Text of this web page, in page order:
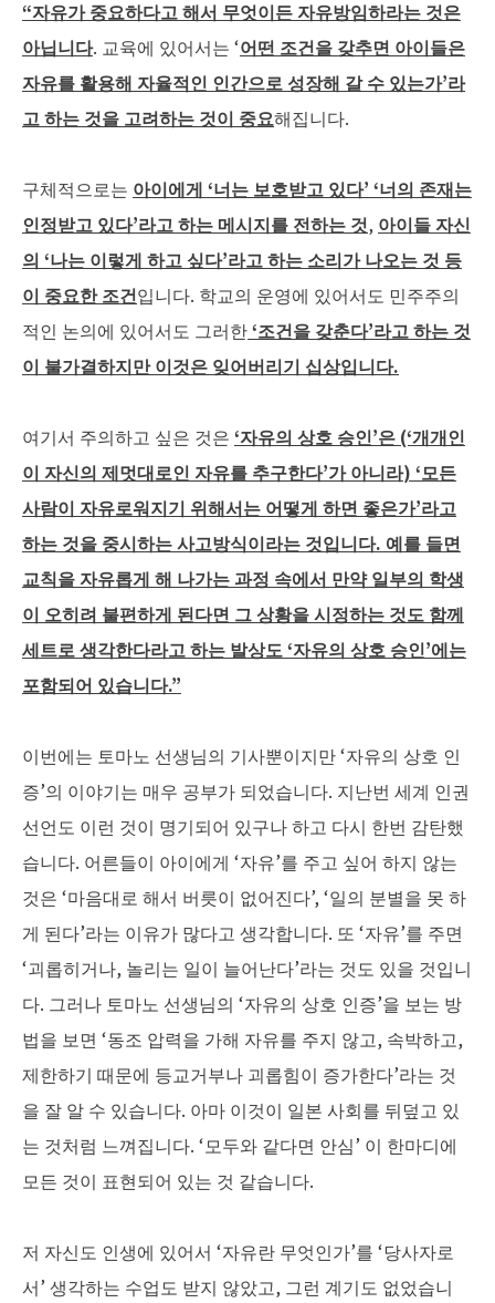
“자유가 중요하다고해서 무엇이든자유방임하라는 것은
아닙니다. 교육에 있어서는 ‘어떤 조건을 갖추면 아이들은
자유를 활용해 자율적인 인간으로 성장해 갈 수 있는가’라
고하는 것을 고려하는 것이 중요해집니다.
구체적으로는 아이에게 ‘너는 보호받고 있다’ ‘너의 존재는
인정받고 있다’라고하는 메시지를 전하는 것, 아이들자신
의 ‘나는 이렇게 하고 싶다’라고하는 소리가 나오는 것 등
이 중요한 조건입니다. 학교의 운영에 있어서도 민주주의
적인 논의에 있어서도 그러한‘조건을 갖춘다’라고하는 것
이 불가결하지만 이것은 잊어버리기 십상입니다.
여기서 주의하고 싶은 것은 ‘자유의 상호 승인’은 (‘개개인
이 자신의 제멋대로인 자유를 추구한다’가 아니라) ‘모든
사람이 자유로워지기 위해서는 어떻게 하면 좋은가’라고
하는 것을 중시하는사고방식이라는 것입니다. 예를 들면
교칙을자유롭게 해 나가는과정 속에서 만약 일부의 학생
이 오히려 불편하게 된다면 그상황을시정하는 것도 함께
세트로생각한다라고하는 발상도‘자유의 상호 승인’에는
포함되어 있습니다.”
이번에는 토마노 선생님의 기사뿐이지만 ‘자유의 상호 인
증’의 이야기는 매우 공부가 되었습니다. 지난번 세계 인권
선언도 이런 것이 명기되어 있구나 하고 다시 한번 감탄했
습니다. 어른들이 아이에게 ‘자유’를 주고 싶어 하지 않는
것은 ‘마음대로 해서 버릇이 없어진다’, ‘일의 분별을 못 하
게 된다’라는 이유가 많다고 생각합니다. 또 ‘자유’를 주면
‘괴롭히거나, 놀리는 일이 늘어난다’라는 것도 있을 것입니
다. 그러나 토마노 선생님의 ‘자유의 상호 인증’을 보는 방
법을 보면 ‘동조 압력을 가해 자유를 주지 않고, 속박하고,
제한하기 때문에 등교거부나 괴롭힘이 증가한다’라는 것
을 잘 알 수 있습니다. 아마 이것이 일본 사회를 뒤덮고 있
는 것처럼 느껴집니다. ‘모두와 같다면 안심’ 이 한마디에
모든 것이 표현되어 있는 것 같습니다.
저 자신도 인생에 있어서 ‘자유란 무엇인가’를 ‘당사자로
서’ 생각하는 수업도 받지 않았고, 그런 계기도 없었습니